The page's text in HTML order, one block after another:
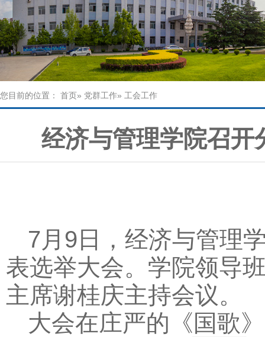
您目前的位置： 首页» 党群工作» 工会工作
经济与管理学院召开
7月 9 日，经济与管理
表选举大会。学院领导
主席谢桂庆主持会议。
大会在庄严的《国歌